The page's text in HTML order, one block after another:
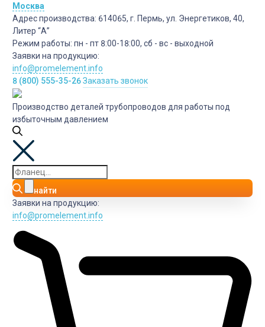
Москва
Адрес производства: 614065, г. Пермь, ул. Энергетиков, 40,
Литер “А”
Режим работы: пн - пт 8:00-18:00, сб - вс - выходной
Заявки на продукцию:
info@promelement.info
8 (800) 555-35-26Заказать звонок
Производство деталей трубопроводов для работы под
избыточным давлением
найти
Заявки на продукцию:
info@promelement.info